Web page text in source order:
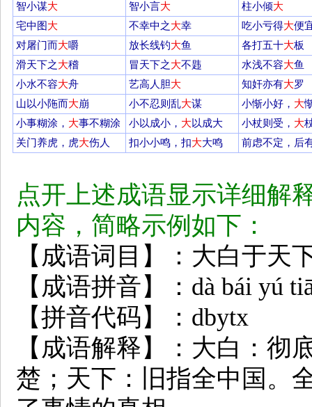
智小谋大 智小言大 柱小倾大
宅中图 大 不幸中之大幸 吃小亏得大便
对屠门而大嚼 放长线钓大鱼 各打五十大板
滑天下之大稽 冒天下之大不韪 水浅不容大鱼
小水不容大舟 艺高人胆大 知奸亦有大罗
山以小陁而大崩 小不忍则乱大谋 小惭小好， 大
小事糊涂， 大事不糊涂 小以成小， 大以成大 小杖则受， 大
关门养虎，虎大伤人 扣小小鸣，扣大大鸣 前虑不定，后
点开上述成语显示详细解
内容，简略示例如下：
【成语词目】：大白于天
【成语拼音】：dà bái yú
【拼音代码】：dbytx
【成语解释】：大白：彻
楚；天下：旧指全中国。